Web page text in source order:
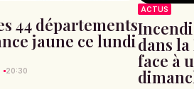
44 départements
jaune ce lundi
20:30
ACTUS
dans
face à